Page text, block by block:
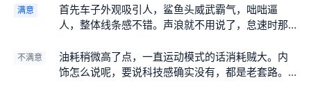
保养了。首保准备早点做。都说玛莎保养贵，请多
关注下公众号活动。经常会出一些保养活动。我就
+，年底前用就行了。不过我车开得少，开得多建议
套餐 【有车生活】 【吐槽】小改了一些，改了碳纤
满意
首先车子外观吸引人，鲨鱼头威武霸气，咄咄逼
人，整体线条感不错。声浪就不用说了，怠速时那
想怎么浪就怎么浪，普通模式给速也快，随叫随
到。可变悬架真的不错，下车自动降到最低方便上
不满意
油耗稍微高了点，一直运动模式的话消耗贼大。内
饰怎么说呢，要说科技感确实没有，都是老套路。